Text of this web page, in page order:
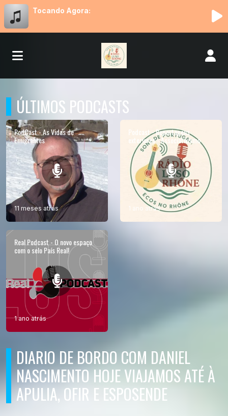
Tocando Agora:
ÚLTIMOS PODCASTS
PodCast - As Vidas de
Emigrantes
11 meses atrás
Podcast - Reportagens
exteriores - Associativismo
1 ano atrás
Real Podcast - O novo espaço
com o selo País Real!
1 ano atrás
DIARIO DE BORDO COM DANIEL
NASCIMENTO HOJE VIAJAMOS ATÉ À
APULIA, OFIR E ESPOSENDE